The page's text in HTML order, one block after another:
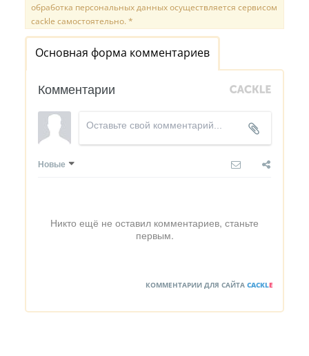
обработка персональных данных осуществляется сервисом
cackle самостоятельно. *
Основная форма комментариев
Комментарии
Новые
Никто ещё не оставил комментариев, станьте
первым.
КОММЕНТАРИИ ДЛЯ САЙТА CACKLE